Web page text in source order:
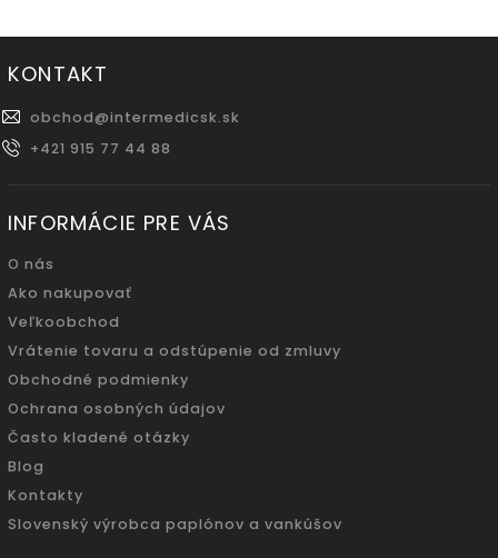
KONTAKT
obchod@intermedicsk.sk
+421 915 77 44 88
INFORMÁCIE PRE VÁS
O nás
Ako nakupovať
Veľkoobchod
Vrátenie tovaru a odstúpenie od zmluvy
Obchodné podmienky
Ochrana osobných údajov
Často kladené otázky
Blog
Kontakty
Slovenský výrobca paplónov a vankúšov